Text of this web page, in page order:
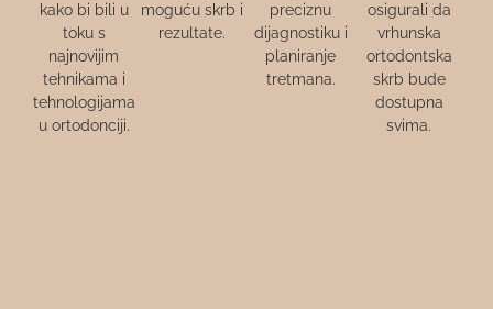
kako bi bili u
toku s
najnovijim
tehnikama i
tehnologijama
u ortodonciji.
moguću skrb i
rezultate.
preciznu
dijagnostiku i
planiranje
tretmana.
osigurali da
vrhunska
ortodontska
skrb bude
dostupna
svima.